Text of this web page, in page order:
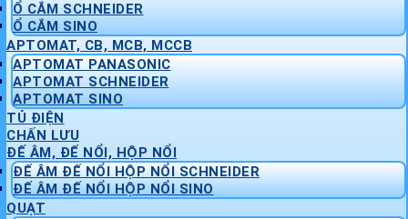
Ổ CẮM SCHNEIDER
Ổ CẮM SINO
APTOMAT, CB, MCB, MCCB
APTOMAT PANASONIC
APTOMAT SCHNEIDER
APTOMAT SINO
TỦ ĐIỆN
CHẤN LƯU
ĐẾ ÂM, ĐẾ NỔI, HỘP NỔI
ĐẾ ÂM ĐẾ NỔI HỘP NỔI SCHNEIDER
ĐẾ ÂM ĐẾ NỔI HỘP NỔI SINO
QUẠT